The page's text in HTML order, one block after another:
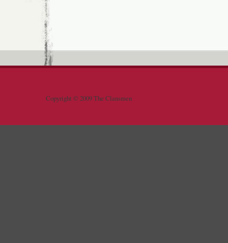
Copyright © 2009 The Clansmen